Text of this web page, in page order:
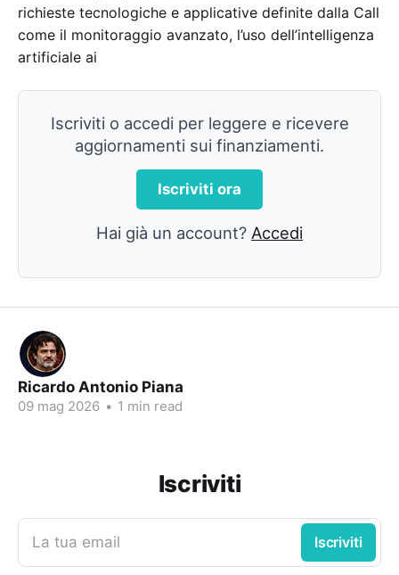
richieste tecnologiche e applicative definite dalla Call
come il monitoraggio avanzato, l’uso dell’intelligenza
artificiale ai
Iscriviti o accedi per leggere e ricevere
aggiornamenti sui finanziamenti.
Iscriviti ora
Hai già un account? Accedi
Ricardo Antonio Piana
09 mag 2026 • 1 min read
Iscriviti
La tua email Iscriviti